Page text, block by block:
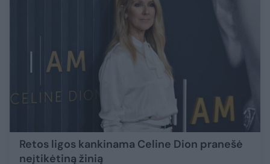
Retos ligos kankinama Celine Dion pranešė
neįtikėtiną žinią